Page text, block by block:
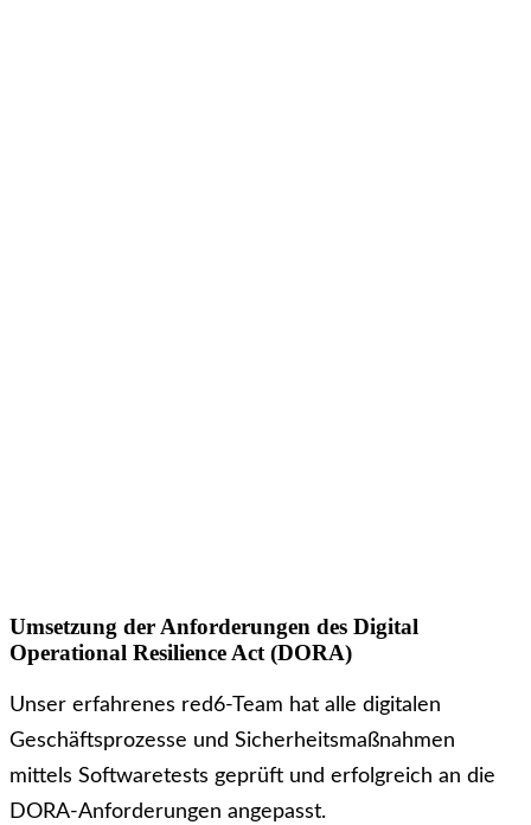
Umsetzung der Anforderungen des Digital
Operational Resilience Act (DORA)
Unser erfahrenes red6-Team hat alle digitalen
Geschäftsprozesse und Sicherheitsmaßnahmen
mittels Softwaretests geprüft und erfolgreich an die
DORA-Anforderungen angepasst.